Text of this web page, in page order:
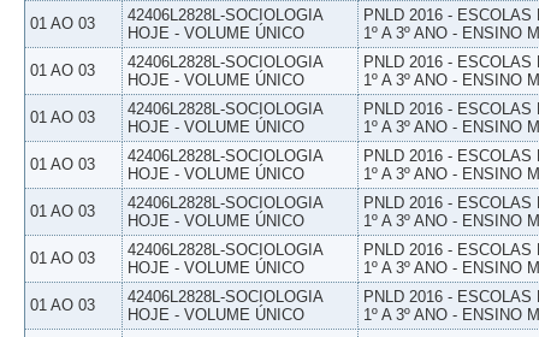
01 AO 03
42406L2828L-SOCIOLOGIA
HOJE - VOLUME ÚNICO
PNLD 2016 -
1º A 3º ANO - ENSINO
01 AO 03
42406L2828L-SOCIOLOGIA
HOJE - VOLUME ÚNICO
PNLD 2016 -
1º A 3º ANO - ENSINO
01 AO 03
42406L2828L-SOCIOLOGIA
HOJE - VOLUME ÚNICO
PNLD 2016 -
1º A 3º ANO - ENSINO
01 AO 03
42406L2828L-SOCIOLOGIA
HOJE - VOLUME ÚNICO
PNLD 2016 -
1º A 3º ANO - ENSINO
01 AO 03
42406L2828L-SOCIOLOGIA
HOJE - VOLUME ÚNICO
PNLD 2016 -
1º A 3º ANO - ENSINO
01 AO 03
42406L2828L-SOCIOLOGIA
HOJE - VOLUME ÚNICO
PNLD 2016 -
1º A 3º ANO - ENSINO
01 AO 03
42406L2828L-SOCIOLOGIA
HOJE - VOLUME ÚNICO
PNLD 2016 -
1º A 3º ANO - ENSINO